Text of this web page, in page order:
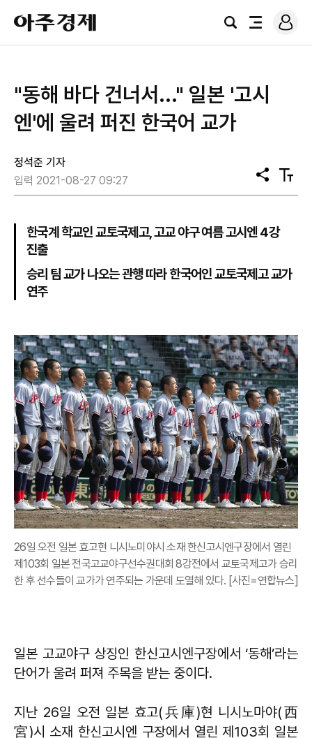
아
주
경
검
전
로
그
"동해 바다 건너서..." 일본 '고시
엔'에 울려 퍼진 한국어 교가
정석준 기자
입력 2021-08-27 09:27
공
유
텍
스
한국계 학교인 교토국제고, 고교 야구 여름 고시엔 4강
진출
승리 팀 교가 나오는 관행 따라 한국어인 교토국제고 교가
연주
26일 오전 일본 효고현 니시노미야시 소재 한신고시엔구장에서 열린
제103회 일본 전국고교야구선수권대회 8강전에서 교토국제고가 승리
한 후 선수들이 교가가 연주되는 가운데 도열해 있다. [사진=연합뉴스]
일본 고교야구 상징인 한신고시엔구장에서 ‘동해’라는
단어가 울려 퍼져 주목을 받는 중이다.
지난 26일 오전 일본 효고(兵庫)현 니시노마야(西
宮)시 소재 한신고시엔 구장에서 열린 제103회 일본